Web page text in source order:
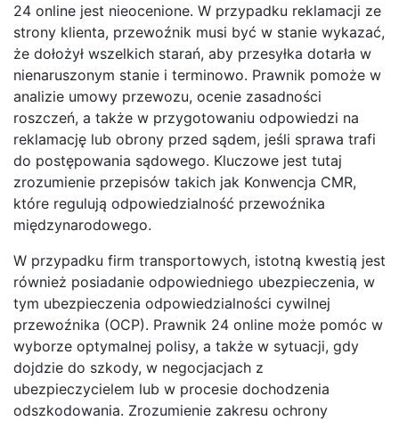
24 online jest nieocenione. W przypadku reklamacji ze
strony klienta, przewoźnik musi być w stanie wykazać,
że dołożył wszelkich starań, aby przesyłka dotarła w
nienaruszonym stanie i terminowo. Prawnik pomoże w
analizie umowy przewozu, ocenie zasadności
roszczeń, a także w przygotowaniu odpowiedzi na
reklamację lub obrony przed sądem, jeśli sprawa trafi
do postępowania sądowego. Kluczowe jest tutaj
zrozumienie przepisów takich jak Konwencja CMR,
które regulują odpowiedzialność przewoźnika
międzynarodowego.
W przypadku firm transportowych, istotną kwestią jest
również posiadanie odpowiedniego ubezpieczenia, w
tym ubezpieczenia odpowiedzialności cywilnej
przewoźnika (OCP). Prawnik 24 online może pomóc w
wyborze optymalnej polisy, a także w sytuacji, gdy
dojdzie do szkody, w negocjacjach z
ubezpieczycielem lub w procesie dochodzenia
odszkodowania. Zrozumienie zakresu ochrony